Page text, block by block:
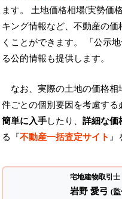
ます。 土地価格相場(実勢価
キング情報など、不動産の
くことができます。
「公示
る公的情報も提供します。
なお、実際の土地の価格
件ごとの個別要因を考慮する
簡単に入手したり、 詳細な価
る『不動産一括査定サイト 』
宅地建物取引
岩野 愛弓 (